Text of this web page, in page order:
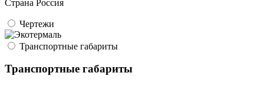
Страна Россия
Чертежи
Транспортные габариты
Транспортные габариты